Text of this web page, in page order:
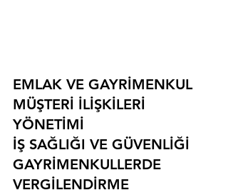
EMLAK VE GAYRİMENKUL
MÜŞTERİ İLİŞKİLERİ
YÖNETİMİ
İŞ SAĞLIĞI VE GÜVENLİĞİ
GAYRİMENKULLERDE
VERGİLENDİRME